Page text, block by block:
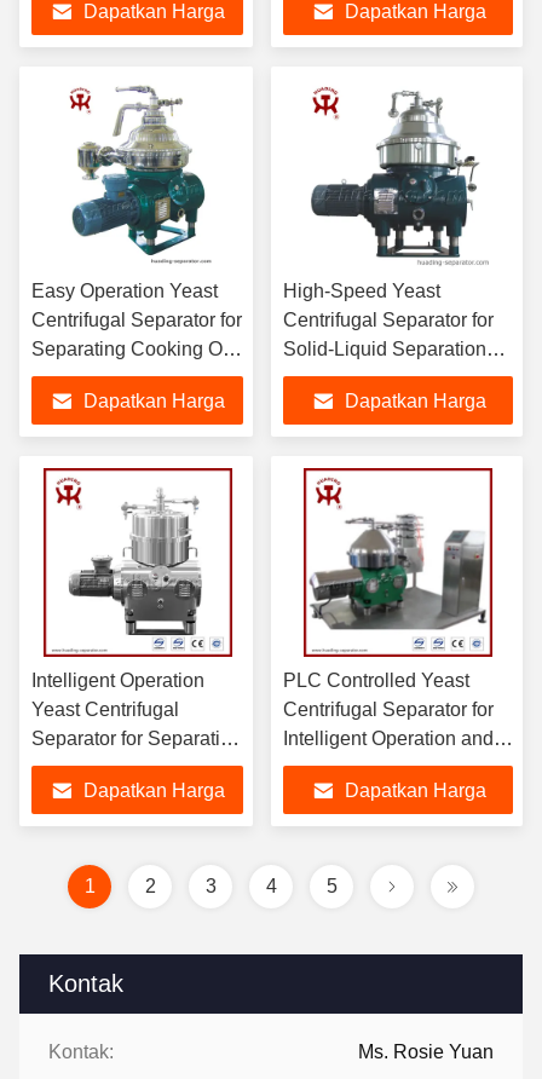
Kontak
Kontak: Ms. Rosie Yuan
DHY360 DHC400
DHY400 DHC470
DHY500 DHC550
Dapatkan Harga Dapatkan Harga
Easy Operation Yeast
Centrifugal Separator for
Separating Cooking Oil
and Leftovers in Food
IndustryDapatkan Harga
High-Speed Yeast
Centrifugal Separator for
Solid-Liquid Separation
and Concentration in
Chemical Pharmaceutical
and Food Industries
Dapatkan Harga
Intelligent Operation
Yeast Centrifugal
Separator for Separating
Mixed Liquids in Food
IndustryDapatkan Harga
PLC Controlled Yeast
Centrifugal Separator for
Intelligent Operation and
High Separation Efficiency
Dapatkan Harga
1 2 3 4 5